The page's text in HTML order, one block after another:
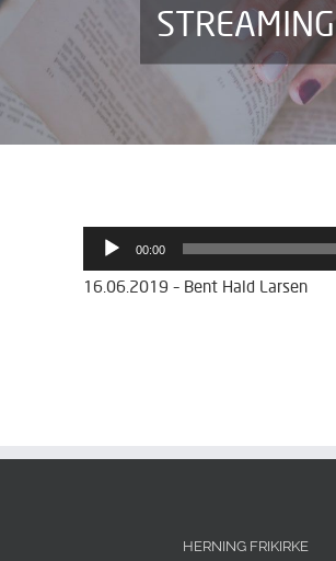
STREAMING
Lydafspiller
00:00
16.06.2019 – Bent Hald Larsen
HERNING FRIKIRKE